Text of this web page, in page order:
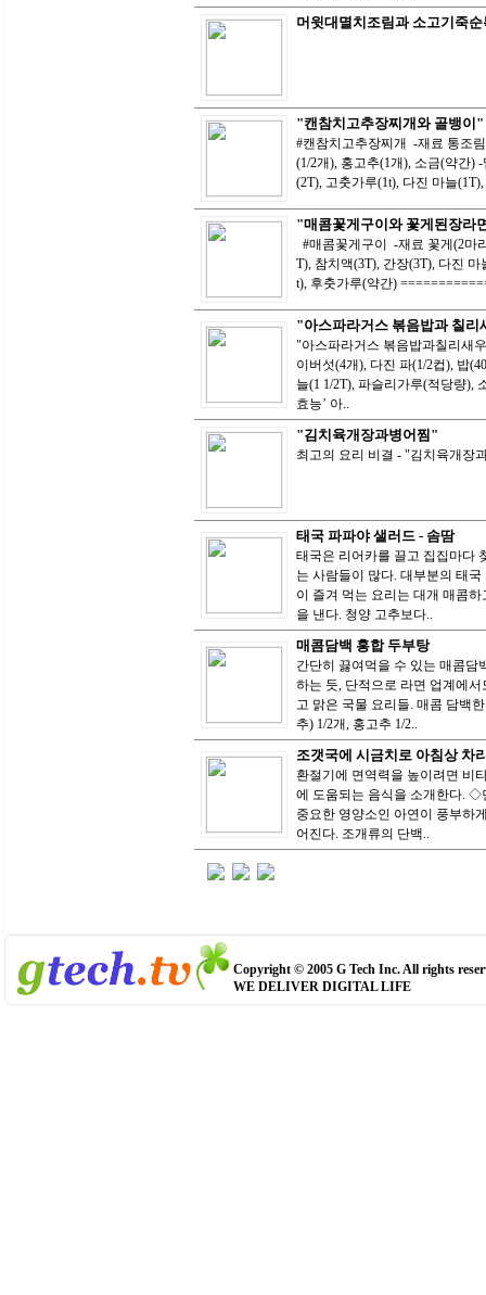
머윗대멸치조림과 소고기죽순
"캔참치고추장찌개와 골뱅이"
#캔참치고추장찌개 -재료 통조
(1/2개), 홍고추(1개), 소금(약간)
(2T), 고춧가루(1t), 다진 마늘
"매콤꽃게구이와 꽃게된장라
#매콤꽃게구이 -재료 꽃게(2마
T), 참치액(3T), 간장(3T), 다진
t), 후춧가루(약간)
"아스파라거스 볶음밥과 칠리
"아스파라거스 볶음밥과칠리새
이버섯(4개), 다진 파(1/2컵), 밥
늘(1 1/2T), 파슬리가루(적당량),
효능’ 아..
"김치육개장과병어찜"
최고의 요리 비결 - "김치육개장
태국 파파야 샐러드 - 솜땀
태국은 리어카를 끌고 집집마다
는 사람들이 많다. 대부분의 태
이 즐겨 먹는 요리는 대개 매콤
을 낸다. 청양 고추보다..
매콤담백 홍합 두부탕
간단히 끓여먹을 수 있는 매콤담
하는 듯, 단적으로 라면 업계에
고 맑은 국물 요리들. 매콤 담백
추) 1/2개, 홍고추 1/2..
조갯국에 시금치로 아침상 차
환절기에 면역력을 높이려면 비
에 도움되는 음식을 소개한다.
중요한 영양소인 아연이 풍부하
어진다. 조개류의 단백..
Copyright © 2005 G Tech Inc. All rights
WE DELIVER DIGITAL LIFE